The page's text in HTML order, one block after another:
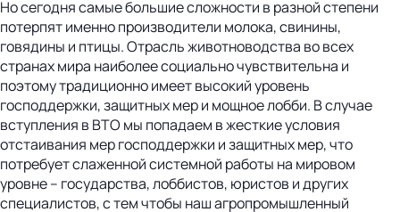
Но сегодня самые большие сложности в разной степени
потерпят именно производители молока, свинины,
говядины и птицы. Отрасль животноводства во всех
странах мира наиболее социально чувствительна и
поэтому традиционно имеет высокий уровень
господдержки, защитных мер и мощное лобби. В случае
вступления в ВТО мы попадаем в жесткие условия
отстаивания мер господдержки и защитных мер, что
потребует слаженной системной работы на мировом
уровне – государства, лоббистов, юристов и других
специалистов, с тем чтобы наш агропромышленный